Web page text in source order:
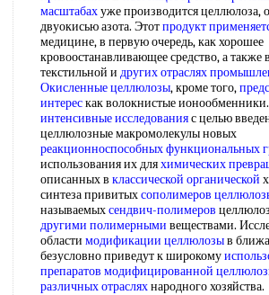
масштабахуже производится целлюлоза,
двуокисью азота. Этотпродукт
медицине, в первую очередь, как хорошее
кровоостанавливающее средство, а также в
текстильной и других отраслях
Окисленные целлюлозы, кроме того,
интерескак волокнистые
интенсивные исследованияс целью
целлюлозные макромолекулы новых
реакционноспособных функциональных
использования их дляхимических
описанных в классической органической
синтеза привитыхсополимеров
называемыхсендвич-полимеров
другими полимерными веществами.
области модификации целлюлозыв
безусловно приведут к широкому
препаратов модифицированной
различных отрасляхнародного хозяйства.